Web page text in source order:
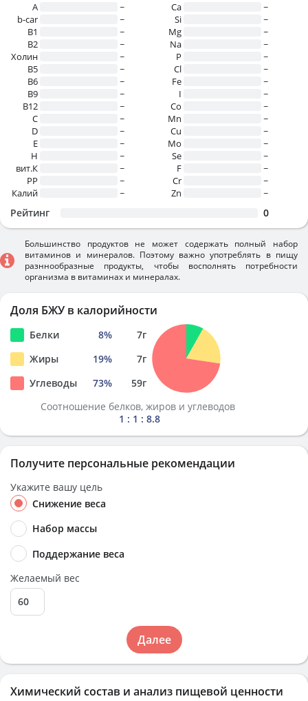
Химический состав и анализ пищевой ценности
A
~
b-car
~
В1
~
B2
~
Холин
~
B5
~
B6
~
B9
~
B12
~
C
~
D
~
E
~
H
~
вит.К
~
PP
~
Калий
~
Ca
~
Si
~
Mg
~
Na
~
P
~
Cl
~
Fe
~
I
~
Co
~
Mn
~
Cu
~
Mo
~
Se
~
F
~
Cr
~
Zn
~
Рейтинг 0
Большинство продуктов не может содержать полный набор
витаминов и минералов. Поэтому важно употреблять в пищу
разннообразные продукты, чтобы восполнять потребности
организма в витаминах и минералах.
Доля БЖУ в калорийности
Белки 8% 7г
Жиры
19% 7г
Углеводы
73% 59г
Соотношение белков, жиров и углеводов
1 : 1 : 8.8
Получите персональные рекомендации
Укажите вашу цель
Снижение веса
Набор массы
Поддержание веса
Желаемый вес
Далее